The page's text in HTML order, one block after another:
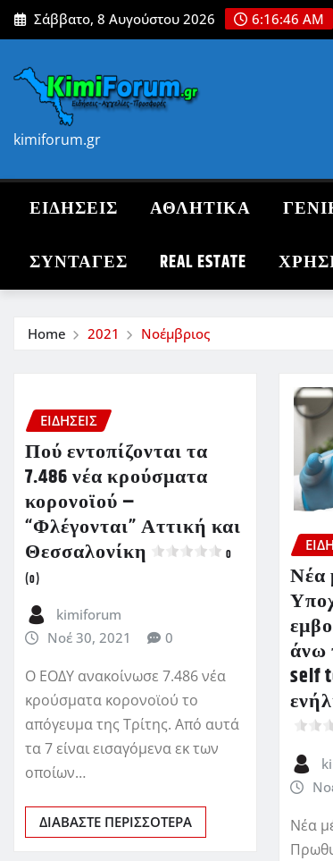
Skip
to
Σάββατο, 8 Αυγούστου 2026 6:16:47 AM
kimiforum.gr
ΕΙΔΗΣΕΙΣ ΑΘΛΗΤΙΚΑ
ΣΥΝΤΑΓΈΣ REAL ESTATE
Home 2021 Νοέμβριος
ΕΙΔΗΣΕΙΣ
Πού εντοπίζονται τα
7.486 νέα κρούσματα
κορονοϊού –
“Φλέγονται” Αττική και
Θεσσαλονίκη
0
(0)
kimiforum
Νοέ 30, 2021
0
Ο ΕΟΔΥ ανακοίνωσε 7.486 νέα
κρούσματα κορονοϊού το
απόγευμα της Τρίτης. Από αυτά
τα 7 είναι εισαγόμενα εκ των
οποίων…
ΔΙΑΒΆΣΤΕ ΠΕΡΙΣΣΌΤΕΡΑ
Νέα
άνω
self
Νέα